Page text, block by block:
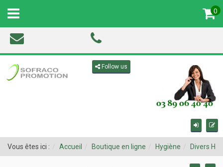
Follow us
0
MENU
Vous êtes ici : Accueil Boutique en ligne Hygiène Divers